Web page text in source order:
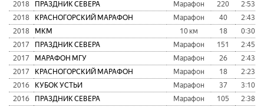
2018 ПРАЗДНИК СЕВЕРА Марафон 220
2018
КРАСНОГОРСКИЙ МАРАФОН Марафон 40
2018
МКМ 10 км 18
2017
ПРАЗДНИК СЕВЕРА Марафон 151
2017
МАРАФОН МГУ Марафон 26
2017
КРАСНОГОРСКИЙ МАРАФОН Марафон 18
2016
КУБОК УСТЬИ Марафон 37
2016
ПРАЗДНИК СЕВЕРА Марафон 105